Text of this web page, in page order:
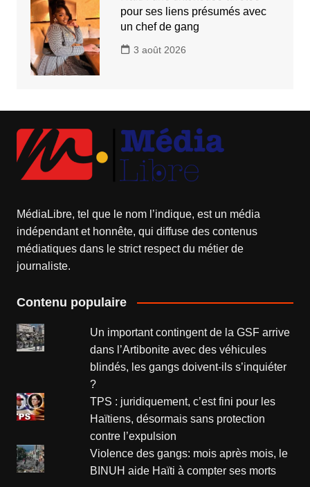
pour ses liens présumés avec
un chef de gang
3 août 2026
MédiaLibre, tel que le nom l’indique, est un média
indépendant et honnête, qui diffuse des contenus
médiatiques dans le strict respect du métier de
journaliste.
Contenu populaire
Un important contingent de la GSF arrive
dans l’Artibonite avec des véhicules
blindés, les gangs doivent-ils s’inquiéter
?
TPS : juridiquement, c’est fini pour les
Haïtiens, désormais sans protection
contre l’expulsion
Violence des gangs: mois après mois, le
BINUH aide Haïti à compter ses morts